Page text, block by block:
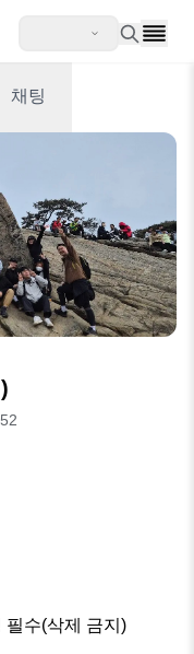
채팅
52
수(삭제 금지)